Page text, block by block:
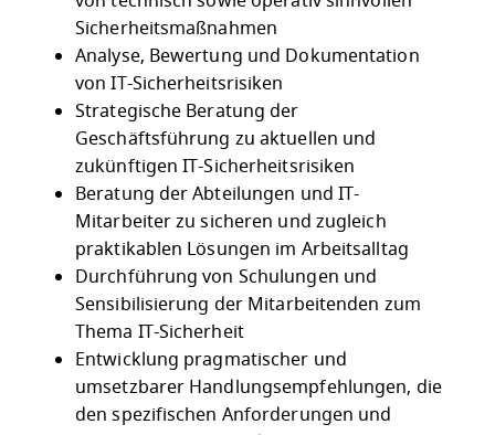
Sicherheitsmaßnahmen
Analyse, Bewertung und Dokumentation
von IT-Sicherheitsrisiken
Strategische Beratung der
Geschäftsführung zu aktuellen und
zukünftigen IT-Sicherheitsrisiken
Beratung der Abteilungen und IT-
Mitarbeiter zu sicheren und zugleich
praktikablen Lösungen im Arbeitsalltag
Durchführung von Schulungen und
Sensibilisierung der Mitarbeitenden zum
Thema IT-Sicherheit
Entwicklung pragmatischer und
umsetzbarer Handlungsempfehlungen, die
den spezifischen Anforderungen und